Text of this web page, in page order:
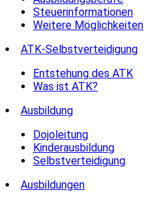
Steuerinformationen
Weitere Möglichkeiten
ATK-Selbstverteidigung
Entstehung des ATK
Was ist ATK?
Ausbildung
Dojoleitung
Kinderausbildung
Selbstverteidigung
Ausbildungen